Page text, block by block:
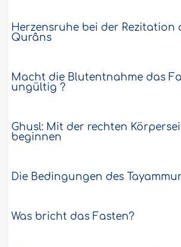
Herzensruhe bei der Rezitation
Qurâns
Macht die Blutentnahme das
ungültig ?
Ghusl: Mit der rechten
beginnen
Die Bedingungen des
Was bricht das Fasten?